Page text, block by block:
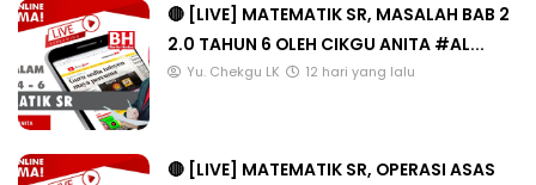
🔴 [LIVE] MATEMATIK SR, MASALAH BAB 2
2.0 TAHUN 6 OLEH CIKGU ANITA #AL...
Yu. Chekgu LK 12 hari yang lalu
🔴 [LIVE] MATEMATIK SR, OPERASI ASAS